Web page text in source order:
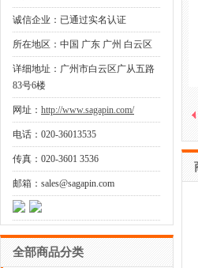
诚信企业：已通过实名认证
所在地区：中国 广东 广州 白云区
详细地址：广州市白云区广从五路
83号6楼
网址： http://www.sagapin.com/
电话：020-36013535
传真：020-3601 3536
邮箱：sales@sagapin.com
全部商品分类